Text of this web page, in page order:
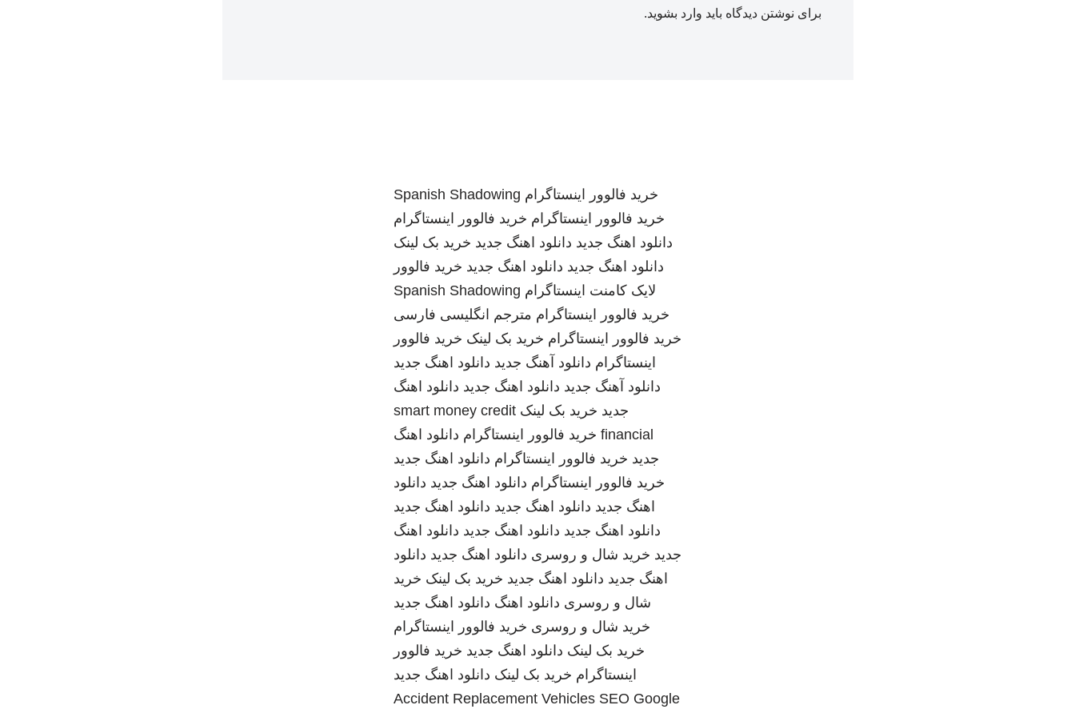
برای نوشتن دیدگاه باید وارد بشوید.
خرید فالوور اینستاگرام Spanish Shadowing
خرید فالوور اینستاگرام خرید فالوور اینستاگرام
دانلود اهنگ جدید دانلود اهنگ جدید خرید بک لینک
دانلود اهنگ جدید دانلود اهنگ جدید خرید فالوور
لایک کامنت اینستاگرام Spanish Shadowing
خرید فالوور اینستاگرام مترجم انگلیسی فارسی
خرید فالوور اینستاگرام خرید بک لینک خرید فالوور
اینستاگرام دانلود آهنگ جدید دانلود اهنگ جدید
دانلود آهنگ جدید دانلود اهنگ جدید دانلود اهنگ
جدید خرید بک لینک smart money credit
financial خرید فالوور اینستاگرام دانلود اهنگ
جدید خرید فالوور اینستاگرام دانلود اهنگ جدید
خرید فالوور اینستاگرام دانلود اهنگ جدید دانلود
اهنگ جدید دانلود اهنگ جدید دانلود اهنگ جدید
دانلود اهنگ جدید دانلود اهنگ جدید دانلود اهنگ
جدید خرید شال و روسری دانلود اهنگ جدید دانلود
اهنگ جدید دانلود اهنگ جدید خرید بک لینک خرید
شال و روسری دانلود اهنگ دانلود اهنگ جدید
خرید شال و روسری خرید فالوور اینستاگرام
خرید بک لینک دانلود اهنگ جدید خرید فالوور
اینستاگرام خرید بک لینک دانلود اهنگ جدید
Accident Replacement Vehicles SEO Google